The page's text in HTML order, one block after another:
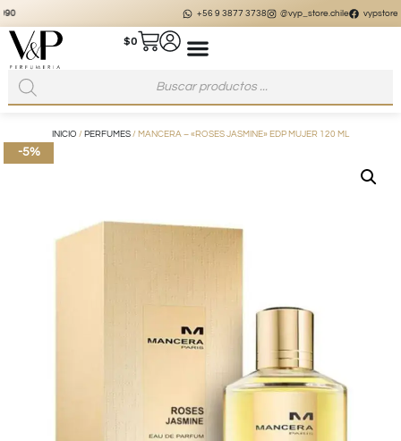
@vyp_store.chile vypstore.cl
$0
INICIO / PERFUMES / MANCERA – «ROSES JASMINE» EDP MUJER 120 ML
-5%